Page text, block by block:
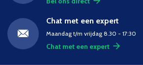
Chat met een expert
Maandag t/m vrijdag 8.30 - 17:30
Chat met een expert